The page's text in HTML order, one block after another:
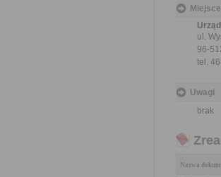
ul.
96-
tel.
Uwagi
brak
Nazwa